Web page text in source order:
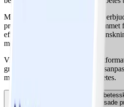
Medlemmar som har prediabetes
programmet. Det vanliga programmet
effektivt sätt när det gäller
med prediabetes.
ViktVäktarnas program är inte
gravida och därför är det
medlemmar med graviditetsdiabetes.
Ska jag meddela min läkare/
diabetesanpassade